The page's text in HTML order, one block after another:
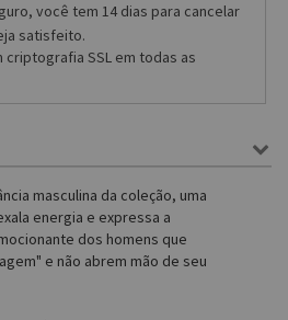
você tem 14 dias para cancelar
satisfeito.
SSL em todas as
masculina da coleção, uma
energia e expressa a
dos homens que
e não abrem mão de seu